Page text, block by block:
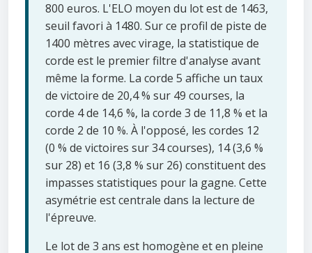
800 euros. L'ELO moyen du lot est de 1463,
seuil favori à 1480. Sur ce profil de piste de
1400 mètres avec virage, la statistique de
corde est le premier filtre d'analyse avant
même la forme. La corde 5 affiche un taux
de victoire de 20,4 % sur 49 courses, la
corde 4 de 14,6 %, la corde 3 de 11,8 % et la
corde 2 de 10 %. À l'opposé, les cordes 12
(0 % de victoires sur 34 courses), 14 (3,6 %
sur 28) et 16 (3,8 % sur 26) constituent des
impasses statistiques pour la gagne. Cette
asymétrie est centrale dans la lecture de
l'épreuve.
Le lot de 3 ans est homogène et en pleine